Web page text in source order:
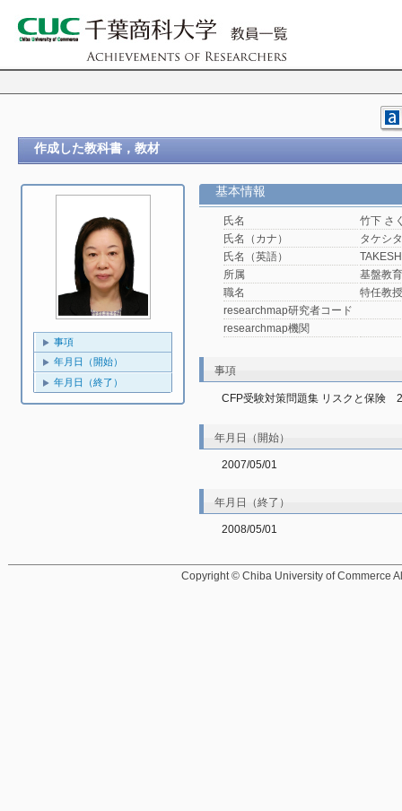
作成した教科書，教材
事項
年月日（開始）
年月日（終了）
基本情報
氏名
竹下 さ
氏名（カナ）
タケシ
氏名（英語）
所属
基盤教
職名
特任教授
researchmap研究者コード
researchmap機関
事項
CFP受験対策問題集 リスクと保険
年月日（開始）
2007/05/01
年月日（終了）
2008/05/01